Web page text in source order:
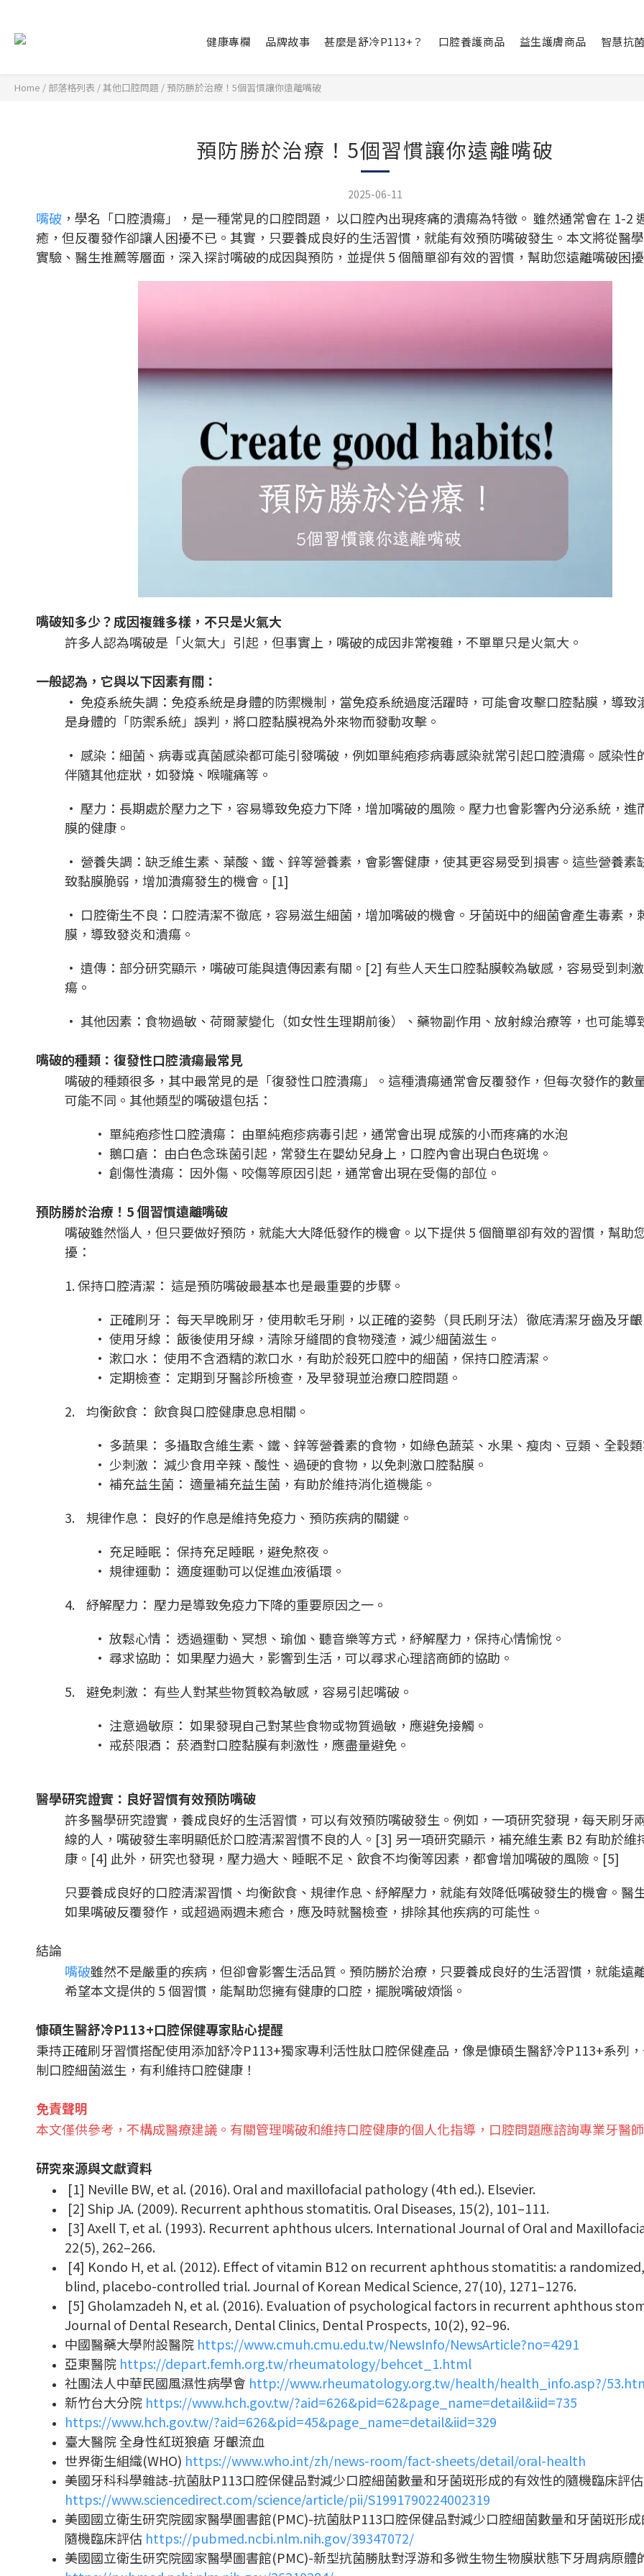
健康專欄 品牌故事 甚麼是舒冷P113+？ 口腔養護商品 益生護膚商品 智慧抗
Home / 部落格列表 /其他口腔問題 / 預防勝於治療！5個習慣讓你遠離嘴破
預防勝於治療！5個習慣讓你遠離嘴破
2025-06-11
嘴破 ，學名「口腔潰瘍」，是一種常見的口腔問題， 以口腔內出現疼痛的潰瘍為特徵。 雖然通常會在 1-2
癒，但反覆發作卻讓人困擾不已。其實，只要養成良好的生活習慣，就能有效預防嘴破發生。本文將從醫
實驗、醫生推薦等層面，深入探討嘴破的成因與預防，並提供 5 個簡單卻有效的習慣，幫助您遠離嘴破困
嘴破知多少？成因複雜多樣，不只是火氣大
許多人認為嘴破是「火氣大」引起，但事實上，嘴破的成因非常複雜，不單單只是火氣大。
一般認為，它與以下因素有關：
• 免疫系統失調：免疫系統是身體的防禦機制，當免疫系統過度活躍時，可能會攻擊口腔黏膜，導致
是身體的「防禦系統」誤判，將口腔黏膜視為外來物而發動攻擊。
• 感染：細菌、病毒或真菌感染都可能引發嘴破，例如單純疱疹病毒感染就常引起口腔潰瘍。感染性
伴隨其他症狀，如發燒、喉嚨痛等。
• 壓力：長期處於壓力之下，容易導致免疫力下降，增加嘴破的風險。壓力也會影響內分泌系統，進
膜的健康。
• 營養失調：缺乏維生素、葉酸、鐵、鋅等營養素，會影響健康，使其更容易受到損害。這些營養素
致黏膜脆弱，增加潰瘍發生的機會。[1]
• 口腔衛生不良：口腔清潔不徹底，容易滋生細菌，增加嘴破的機會。牙菌斑中的細菌會產生毒素，
膜，導致發炎和潰瘍。
• 遺傳：部分研究顯示，嘴破可能與遺傳因素有關。[2] 有些人天生口腔黏膜較為敏感，容易受到刺
瘍。
• 其他因素：食物過敏、荷爾蒙變化（如女性生理期前後）、藥物副作用、放射線治療等，也可能導
嘴破的種類：復發性口腔潰瘍最常見
嘴破的種類很多，其中最常見的是「復發性口腔潰瘍」。這種潰瘍通常會反覆發作，但每次發作的數
可能不同。其他類型的嘴破還包括：
• 單純疱疹性口腔潰瘍： 由單純疱疹病毒引起，通常會出現 成簇的小而疼痛的水泡
• 鵝口瘡： 由白色念珠菌引起，常發生在嬰幼兒身上，口腔內會出現白色斑塊。
• 創傷性潰瘍： 因外傷、咬傷等原因引起，通常會出現在受傷的部位。
預防勝於治療！5 個習慣遠離嘴破
嘴破雖然惱人，但只要做好預防，就能大大降低發作的機會。以下提供 5 個簡單卻有效的習慣，幫助
擾：
1. 保持口腔清潔： 這是預防嘴破最基本也是最重要的步驟。
• 正確刷牙： 每天早晚刷牙，使用軟毛牙刷，以正確的姿勢（貝氏刷牙法）徹底清潔牙齒及牙
• 使用牙線： 飯後使用牙線，清除牙縫間的食物殘渣，減少細菌滋生。
• 漱口水： 使用不含酒精的漱口水，有助於殺死口腔中的細菌，保持口腔清潔。
• 定期檢查： 定期到牙醫診所檢查，及早發現並治療口腔問題。
2. 均衡飲食： 飲食與口腔健康息息相關。
• 多蔬果： 多攝取含維生素、鐵、鋅等營養素的食物，如綠色蔬菜、水果、瘦肉、豆類、全穀
• 少刺激： 減少食用辛辣、酸性、過硬的食物，以免刺激口腔黏膜。
• 補充益生菌： 適量補充益生菌，有助於維持消化道機能。
3. 規律作息： 良好的作息是維持免疫力、預防疾病的關鍵。
• 充足睡眠： 保持充足睡眠，避免熬夜。
• 規律運動： 適度運動可以促進血液循環。
4. 紓解壓力： 壓力是導致免疫力下降的重要原因之一。
• 放鬆心情： 透過運動、冥想、瑜伽、聽音樂等方式，紓解壓力，保持心情愉悅。
• 尋求協助： 如果壓力過大，影響到生活，可以尋求心理諮商師的協助。
5. 避免刺激： 有些人對某些物質較為敏感，容易引起嘴破。
• 注意過敏原： 如果發現自己對某些食物或物質過敏，應避免接觸。
• 戒菸限酒： 菸酒對口腔黏膜有刺激性，應盡量避免。
醫學研究證實：良好習慣有效預防嘴破
許多醫學研究證實，養成良好的生活習慣，可以有效預防嘴破發生。例如，一項研究發現，每天刷牙
線的人，嘴破發生率明顯低於口腔清潔習慣不良的人。[3] 另一項研究顯示，補充維生素 B2 有助於維
康。[4] 此外，研究也發現，壓力過大、睡眠不足、飲食不均衡等因素，都會增加嘴破的風險。[5]
只要養成良好的口腔清潔習慣、均衡飲食、規律作息、紓解壓力，就能有效降低嘴破發生的機會。醫
如果嘴破反覆發作，或超過兩週未癒合，應及時就醫檢查，排除其他疾病的可能性。
結論
嘴破雖然不是嚴重的疾病，但卻會影響生活品質。預防勝於治療，只要養成良好的生活習慣，就能遠
希望本文提供的 5 個習慣，能幫助您擁有健康的口腔，擺脫嘴破煩惱。
慷碩生醫舒冷P113+口腔保健專家貼心提醒
秉持正確刷牙習慣搭配使用添加舒冷P113+獨家專利活性肽口腔保健產品，像是慷碩生醫舒冷P113+系列
制口腔細菌滋生，有利維持口腔健康！
免責聲明
本文僅供參考，不構成醫療建議。有關管理嘴破和維持口腔健康的個人化指導，口腔問題應諮詢專業牙醫
研究來源與文獻資料
[1] Neville BW, et al. (2016). Oral and maxillofacial pathology (4th ed.). Elsevier.
[2] Ship JA. (2009). Recurrent aphthous stomatitis. Oral Diseases, 15(2), 101–111.
[3] Axell T, et al. (1993). Recurrent aphthous ulcers. International Journal of Oral and
22(5), 262–266.
[4] Kondo H, et al. (2012). Effect of vitamin B12 on recurrent aphthous stomatitis: a
blind, placebo-controlled trial. Journal of Korean Medical Science, 27(10), 1271–1276.
[5] Gholamzadeh N, et al. (2016). Evaluation of psychological factors in recurrent aphthous
Journal of Dental Research, Dental Clinics, Dental Prospects, 10(2), 92–96.
中國醫藥大學附設醫院 https://www.cmuh.cmu.edu.tw/NewsInfo/NewsArticle?no=4291
亞東醫院 https://depart.femh.org.tw/rheumatology/behcet_1.html
社團法人中華民國風濕性病學會 http://www.rheumatology.org.tw/health/health_info.asp?/
新竹台大分院 https://www.hch.gov.tw/?aid=626&pid=62&page_name=detail&iid=735
https://www.hch.gov.tw/?aid=626&pid=45&page_name=detail&iid=329
臺大醫院 全身性紅斑狼瘡 牙齦流血
世界衛生組織(WHO) https://www.who.int/zh/news-room/fact-sheets/detail/oral-health
美國牙科科學雜誌-抗菌肽P113口腔保健品對減少口腔細菌數量和牙菌斑形成的有效性的隨機臨床評估
https://www.sciencedirect.com/science/article/pii/S1991790224002319
美國國立衛生研究院國家醫學圖書館(PMC)-抗菌肽P113口腔保健品對減少口腔細菌數量和牙菌斑形
隨機臨床評估 https://pubmed.ncbi.nlm.nih.gov/39347072/
美國國立衛生研究院國家醫學圖書館(PMC)-新型抗菌勝肽對浮游和多微生物生物膜狀態下牙周病原體